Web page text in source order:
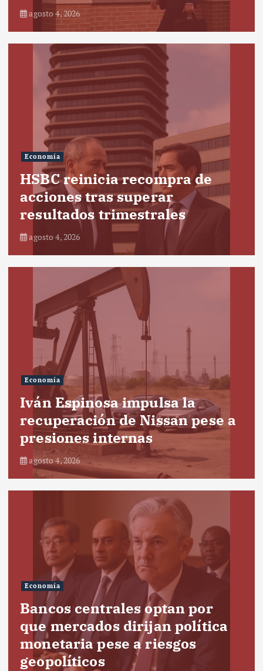
agosto 4, 2026
Economía
HSBC reinicia recompra de
acciones tras superar
resultados trimestrales
agosto 4, 2026
Economía
Iván Espinosa impulsa la
recuperación de Nissan pese a
presiones internas
agosto 4, 2026
Economía
Bancos centrales optan por
que mercados dirijan política
monetaria pese a riesgos
geopolíticos